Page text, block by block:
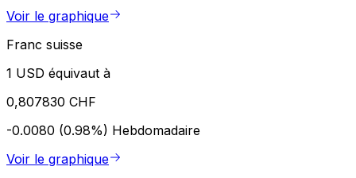
Voir le graphique
Franc suisse
1 USD équivaut à
0,807830 CHF
-0.0080 (0.98%) Hebdomadaire
Voir le graphique